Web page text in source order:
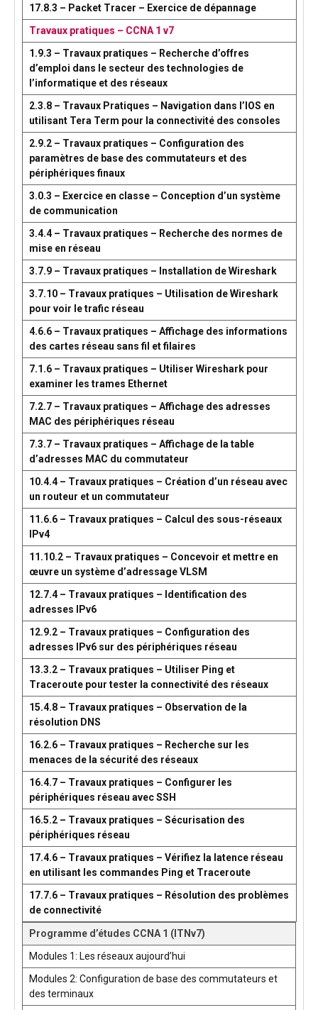
17.8.3 – Packet Tracer – Exercice de dépannage
Travaux pratiques – CCNA 1 v7
1.9.3 – Travaux pratiques – Recherche d’offres
d’emploi dans le secteur des technologies de
l’informatique et des réseaux
2.3.8 – Travaux Pratiques – Navigation dans l’IOS en
utilisant Tera Term pour la connectivité des consoles
2.9.2 – Travaux pratiques – Configuration des
paramètres de base des commutateurs et des
périphériques finaux
3.0.3 – Exercice en classe – Conception d’un système
de communication
3.4.4 – Travaux pratiques – Recherche des normes de
mise en réseau
3.7.9 – Travaux pratiques – Installation de Wireshark
3.7.10 – Travaux pratiques – Utilisation de Wireshark
pour voir le trafic réseau
4.6.6 – Travaux pratiques – Affichage des informations
des cartes réseau sans fil et filaires
7.1.6 – Travaux pratiques – Utiliser Wireshark pour
examiner les trames Ethernet
7.2.7 – Travaux pratiques – Affichage des adresses
MAC des périphériques réseau
7.3.7 – Travaux pratiques – Affichage de la table
d’adresses MAC du commutateur
10.4.4 – Travaux pratiques – Création d’un réseau avec
un routeur et un commutateur
11.6.6 – Travaux pratiques – Calcul des sous-réseaux
IPv4
11.10.2 – Travaux pratiques – Concevoir et mettre en
œuvre un système d’adressage VLSM
12.7.4 – Travaux pratiques – Identification des
adresses IPv6
12.9.2 – Travaux pratiques – Configuration des
adresses IPv6 sur des périphériques réseau
13.3.2 – Travaux pratiques – Utiliser Ping et
Traceroute pour tester la connectivité des réseaux
15.4.8 – Travaux pratiques – Observation de la
résolution DNS
16.2.6 – Travaux pratiques – Recherche sur les
menaces de la sécurité des réseaux
16.4.7 – Travaux pratiques – Configurer les
périphériques réseau avec SSH
16.5.2 – Travaux pratiques – Sécurisation des
périphériques réseau
17.4.6 – Travaux pratiques – Vérifiez la latence réseau
en utilisant les commandes Ping et Traceroute
17.7.6 – Travaux pratiques – Résolution des problèmes
de connectivité
Programme d’études CCNA 1 (ITNv7)
Modules 1: Les réseaux aujourd’hui
Modules 2: Configuration de base des commutateurs et
des terminaux